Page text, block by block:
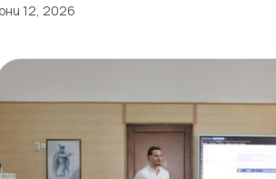
12, 2026